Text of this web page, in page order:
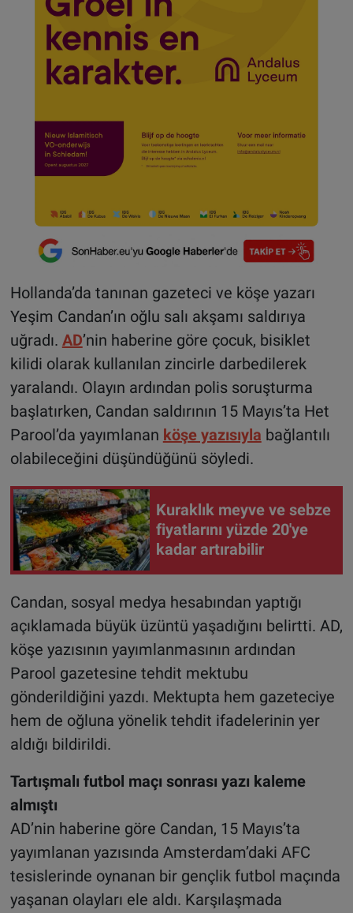
Hollanda’da tanınan gazeteci ve köşe yazarı
Yeşim Candan’ın oğlu salı akşamı saldırıya
uğradı. AD’nin haberine göre çocuk, bisiklet
kilidi olarak kullanılan zincirle darbedilerek
yaralandı. Olayın ardından polis soruşturma
başlatırken, Candan saldırının 15 Mayıs’ta Het
Parool’da yayımlanan köşe yazısıyla bağlantılı
olabileceğini düşündüğünü söyledi.
Kuraklık meyve ve sebze
fiyatlarını yüzde 20'ye
kadar artırabilir
Candan, sosyal medya hesabından yaptığı
açıklamada büyük üzüntü yaşadığını belirtti. AD,
köşe yazısının yayımlanmasının ardından
Parool gazetesine tehdit mektubu
gönderildiğini yazdı. Mektupta hem gazeteciye
hem de oğluna yönelik tehdit ifadelerinin yer
aldığı bildirildi.
Tartışmalı futbol maçı sonrası yazı kaleme
almıştı
AD’nin haberine göre Candan, 15 Mayıs’ta
yayımlanan yazısında Amsterdam’daki AFC
tesislerinde oynanan bir gençlik futbol maçında
yaşanan olayları ele aldı. Karşılaşmada